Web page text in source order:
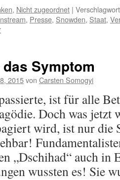
, Nicht zugeordnet |
, Presse, Snowden, Staat,
Symptom
2015von Carsten Somogyi
ist für alle
Doch was jetzt
wird, ist nur die
„Dschihad“ auch in
wussten es! Sie